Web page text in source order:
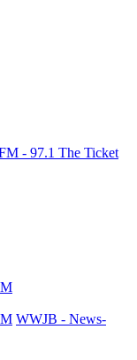
- 97.1 The Ticket
WWJB - News-